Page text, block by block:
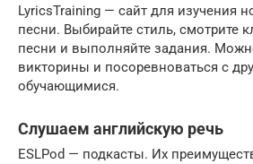
LyricsTraining — сайт для изучения
песни. Выбирайте стиль, смотрите
песни и выполняйте задания.
викторины и посоревноваться с
обучающимися.
Слушаем английскую речь
ESLPod — подкасты. Их